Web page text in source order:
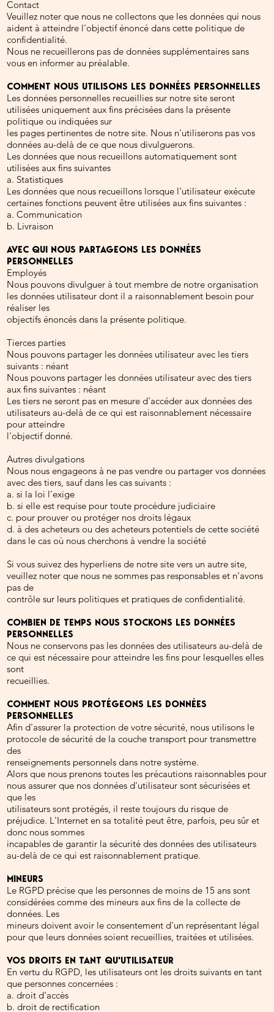
Contact
Veuillez noter que nous ne collectons que les données qui nous
aident à atteindre l'objectif énoncé dans cette politique de
confidentialité.
Nous ne recueillerons pas de données supplémentaires sans
vous en informer au préalable.
COMMENT NOUS UTILISONS LES DONNÉES PERSONNELLES
Les données personnelles recueillies sur notre site seront
utilisées uniquement aux fins précisées dans la présente
politique ou indiquées sur
les pages pertinentes de notre site. Nous n'utiliserons pas vos
données au-delà de ce que nous divulguerons.
Les données que nous recueillons automatiquement sont
utilisées aux fins suivantes
a. Statistiques
Les données que nous recueillons lorsque l'utilisateur exécute
certaines fonctions peuvent être utilisées aux fins suivantes :
a. Communication
b. Livraison
AVEC QUI NOUS PARTAGEONS LES DONNÉES
PERSONNELLES
Employés
Nous pouvons divulguer à tout membre de notre organisation
les données utilisateur dont il a raisonnablement besoin pour
réaliser les
objectifs énoncés dans la présente politique.
Tierces parties
Nous pouvons partager les données utilisateur avec les tiers
suivants : néant
Nous pouvons partager les données utilisateur avec des tiers
aux fins suivantes : néant
Les tiers ne seront pas en mesure d'accéder aux données des
utilisateurs au-delà de ce qui est raisonnablement nécessaire
pour atteindre
l'objectif donné.
Autres divulgations
Nous nous engageons à ne pas vendre ou partager vos données
avec des tiers, sauf dans les cas suivants :
a. si la loi l'exige
b. si elle est requise pour toute procédure judiciaire
c. pour prouver ou protéger nos droits légaux
d. à des acheteurs ou des acheteurs potentiels de cette société
dans le cas où nous cherchons à vendre la société
Si vous suivez des hyperliens de notre site vers un autre site,
veuillez noter que nous ne sommes pas responsables et n'avons
pas de
contrôle sur leurs politiques et pratiques de confidentialité.
COMBIEN DE TEMPS NOUS STOCKONS LES DONNÉES
PERSONNELLES
Nous ne conservons pas les données des utilisateurs au-delà de
ce qui est nécessaire pour atteindre les fins pour lesquelles elles
sont
recueillies.
COMMENT NOUS PROTÉGEONS LES DONNÉES
PERSONNELLES
Afin d'assurer la protection de votre sécurité, nous utilisons le
protocole de sécurité de la couche transport pour transmettre
des
renseignements personnels dans notre système.
Alors que nous prenons toutes les précautions raisonnables pour
nous assurer que nos données d'utilisateur sont sécurisées et
que les
utilisateurs sont protégés, il reste toujours du risque de
préjudice. L'Internet en sa totalité peut être, parfois, peu sûr et
donc nous sommes
incapables de garantir la sécurité des données des utilisateurs
au-delà de ce qui est raisonnablement pratique.
MINEURS
Le RGPD précise que les personnes de moins de 15 ans sont
considérées comme des mineurs aux fins de la collecte de
données. Les
mineurs doivent avoir le consentement d'un représentant légal
pour que leurs données soient recueillies, traitées et utilisées.
VOS DROITS EN TANT QU'UTILISATEUR
En vertu du RGPD, les utilisateurs ont les droits suivants en tant
que personnes concernées :
a. droit d'accès
b. droit de rectification